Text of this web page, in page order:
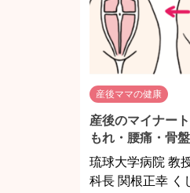
産後ママの健康
産後のマイナー
もれ・腰痛・骨
琉球大学病院 教
科長 関根正幸 く